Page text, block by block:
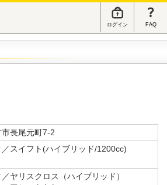
ログイン FAQ
長尾元町7-2
スイフト(ハイブリッド/1200cc)
ヤリスクロス（ハイブリッド）